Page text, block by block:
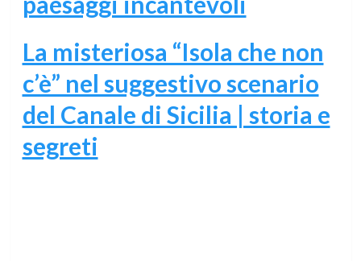
La misteriosa “Isola che non
c’è” nel suggestivo scenario
del Canale di Sicilia | storia e
segreti